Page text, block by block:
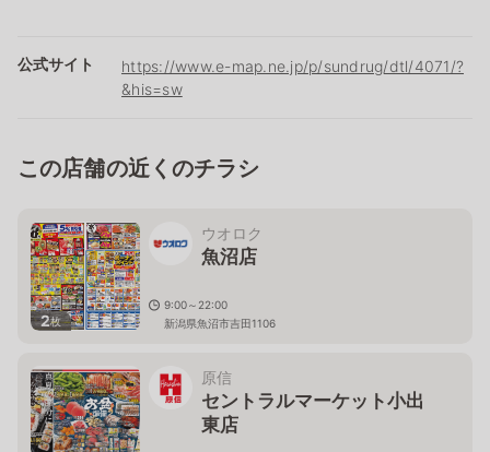
公式サイト
https://www.e-map.ne.jp/p/sundrug/dtl/4071/?
&his=sw
この店舗の近くのチラシ
2枚
ウオロク
魚沼店
9:00～22:00
新潟県魚沼市吉田1106
原信
セントラルマーケット小出
東店